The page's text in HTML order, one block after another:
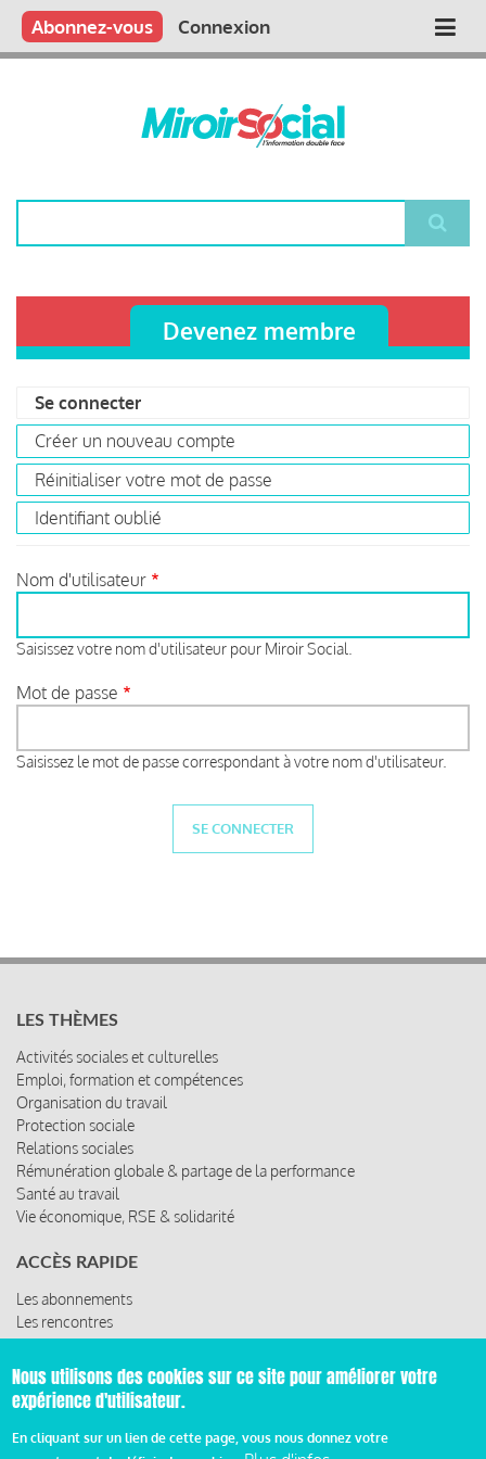
Aller
contenu
Main
Qui sommes nous ?
Vous publiez
Nous publions
Contactez-nous
Abonnez-vous Connexion
Devenez membre
Primary
tabs
Se connecter
actif)
Créer un nouveau compte
Réinitialiser votre mot de passe
Identifiant oublié
Nom d'utilisateur
Saisissez votre nom d'utilisateur pour Miroir Social.
Mot de passe
Saisissez le mot de passe correspondant à votre nom d'utilisateur.
LES THÈMES
Activités sociales et culturelles
Emploi, formation et compétences
Organisation du travail
Protection sociale
Relations sociales
Rémunération globale & partage de la performance
Santé au travail
Vie économique, RSE & solidarité
ACCÈS RAPIDE
Les abonnements
Les rencontres
Les ressources
© 2019 Miroir Social - Réalisé parCafffeine
Nous utilisons des cookies sur ce site pour améliorer votre
expérience d'utilisateur.
En cliquant sur un lien de cette page, vous nous donnez votre